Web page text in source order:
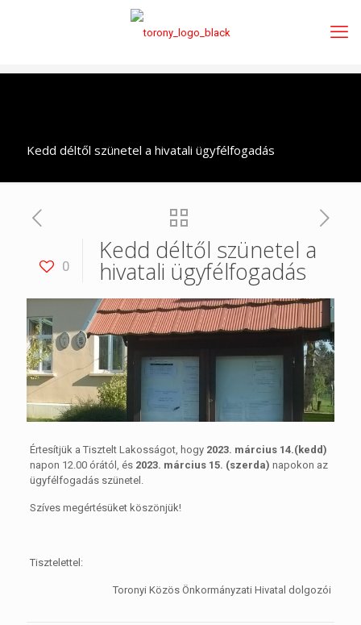
Kedd déltől szünetel a hivatali ügyfélfogadás
0
Kedd déltől szünetel a
hivatali ügyfélfogadás
Értesítjük a Tisztelt Lakosságot, hogy2023. március 14.(kedd)
napon 12.00 órától, és 2023. március 15. (szerda) napokon az
ügyfélfogadás szünetel.
Szíves megértésüket köszönjük!
Tisztelettel:
Toronyi Közös Önkormányzati Hivatal dolgozói